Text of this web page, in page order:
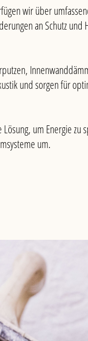
wir über
an Schutz und
und sorgen für
um Energie zu
um.